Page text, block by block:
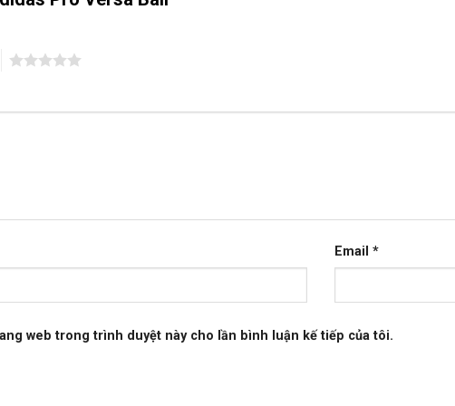
Email *
web trong trình duyệt này cho lần bình luận kế tiếp của tôi.